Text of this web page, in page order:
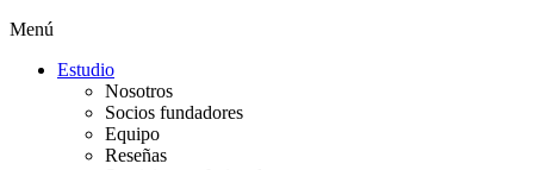
Menú
Estudio
Nosotros
Socios fundadores
Equipo
Reseñas